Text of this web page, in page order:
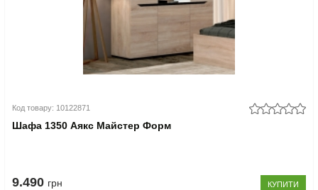
Код товару: 10122871
Шафа 1350 Аякс Майстер Форм
9.490 грн КУПИТИ